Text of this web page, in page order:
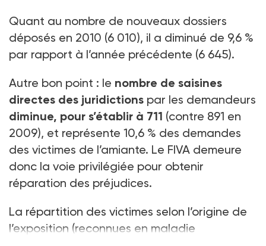
Quant au nombre de nouveaux dossiers
déposés en 2010 (6 010), il a diminué de 9,6 %
par rapport à l’année précédente (6 645).
Autre bon point : le nombre de saisines
directes des juridictions par les demandeurs
diminue, pour s’établir à 711 (contre 891 en
2009), et représente 10,6 % des demandes
des victimes de l’amiante. Le FIVA demeure
donc la voie privilégiée pour obtenir
réparation des préjudices.
La répartition des victimes selon l’origine de
l’exposition (reconnues en maladie